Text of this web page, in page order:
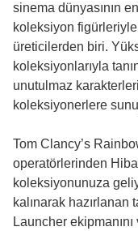
sinema dünyasının
koleksiyon
üreticilerden biri.
koleksiyonlarıyla
unutulmaz
koleksiyonerlere
Tom Clancy’s
operatörlerinden
koleksiyonunuza
kalınarak hazırlanan
Launcher